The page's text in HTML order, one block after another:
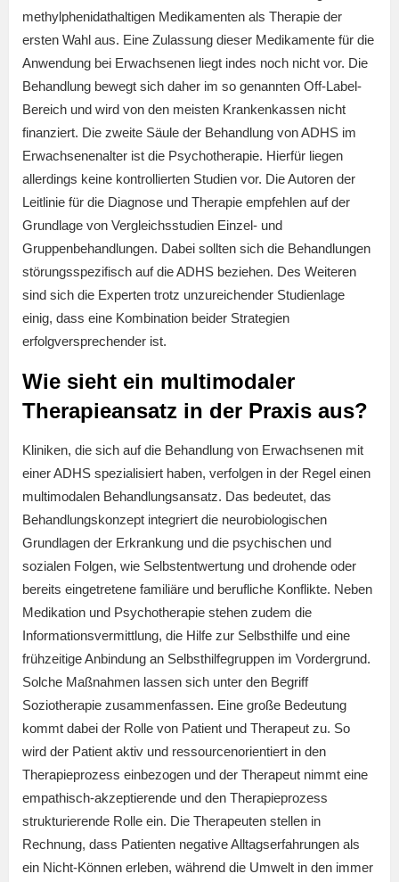
methylphenidathaltigen Medikamenten als Therapie der
ersten Wahl aus. Eine Zulassung dieser Medikamente für die
Anwendung bei Erwachsenen liegt indes noch nicht vor. Die
Behandlung bewegt sich daher im so genannten Off-Label-
Bereich und wird von den meisten Krankenkassen nicht
finanziert. Die zweite Säule der Behandlung von ADHS im
Erwachsenenalter ist die Psychotherapie. Hierfür liegen
allerdings keine kontrollierten Studien vor. Die Autoren der
Leitlinie für die Diagnose und Therapie empfehlen auf der
Grundlage von Vergleichsstudien Einzel- und
Gruppenbehandlungen. Dabei sollten sich die Behandlungen
störungsspezifisch auf die ADHS beziehen. Des Weiteren
sind sich die Experten trotz unzureichender Studienlage
einig, dass eine Kombination beider Strategien
erfolgversprechender ist.
Wie sieht ein multimodaler
Therapieansatz in der Praxis aus?
Kliniken, die sich auf die Behandlung von Erwachsenen mit
einer ADHS spezialisiert haben, verfolgen in der Regel einen
multimodalen Behandlungsansatz. Das bedeutet, das
Behandlungskonzept integriert die neurobiologischen
Grundlagen der Erkrankung und die psychischen und
sozialen Folgen, wie Selbstentwertung und drohende oder
bereits eingetretene familiäre und berufliche Konflikte. Neben
Medikation und Psychotherapie stehen zudem die
Informationsvermittlung, die Hilfe zur Selbsthilfe und eine
frühzeitige Anbindung an Selbsthilfegruppen im Vordergrund.
Solche Maßnahmen lassen sich unter den Begriff
Soziotherapie zusammenfassen. Eine große Bedeutung
kommt dabei der Rolle von Patient und Therapeut zu. So
wird der Patient aktiv und ressourcenorientiert in den
Therapieprozess einbezogen und der Therapeut nimmt eine
empathisch-akzeptierende und den Therapieprozess
strukturierende Rolle ein. Die Therapeuten stellen in
Rechnung, dass Patienten negative Alltagserfahrungen als
ein Nicht-Können erleben, während die Umwelt in den immer